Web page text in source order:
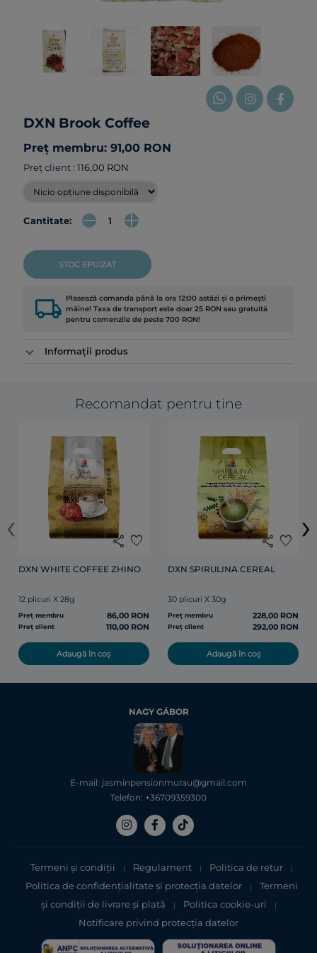
DXN Brook Coffee
Preț membru: 91,00 RON
Preț client : 116,00 RON
Cantitate:
STOC EPUIZAT
local_shipping Plasează comanda până la ora 12:00 astăzi și o primești
mâine! Taxa de transport este doar 25 RON sau gratuită
pentru comenzile de peste 700 RON!
Informații produs
Recomandat pentru tine
share favorite
DXN WHITE COFFEE ZHINO
12 plicuri X 28g
Preț membru 86,00 RON
Preț client 110,00 RON
Adaugă în coș
share favorite
DXN SPIRULINA CEREAL
30 plicuri X 30g
Preț membru 228,00 RON
Preț client 292,00 RON
Adaugă în coș
‹ ›
NAGY GÁBOR
E-mail: jasminpensionmurau@gmail.com
Telefon: +36709359300
Termeni și condiții | Regulament | Politica de retur |
Politica de confidențialitate şi protecţia datelor |
Termeni
şi condiții de livrare și plată
| Politica cookie-uri |
Notificare privind protecția datelor